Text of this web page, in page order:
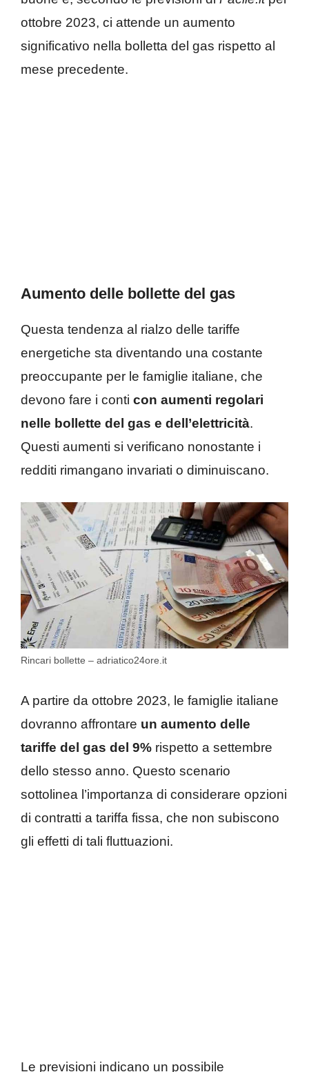
ottobre 2023, ci attende un aumento
significativo nella bolletta del gas rispetto al
mese precedente.
Aumento delle bollette del gas
Questa tendenza al rialzo delle tariffe
energetiche sta diventando una costante
preoccupante per le famiglie italiane, che
devono fare i conti con aumenti regolari
nelle bollette del gas e dell’elettricità.
Questi aumenti si verificano nonostante i
redditi rimangano invariati o diminuiscano.
Rincari bollette – adriatico24ore.it
A partire da ottobre 2023, le famiglie italiane
dovranno affrontare un aumento delle
tariffe del gas del 9% rispetto a settembre
dello stesso anno. Questo scenario
sottolinea l’importanza di considerare opzioni
di contratti a tariffa fissa, che non subiscono
gli effetti di tali fluttuazioni.
Le previsioni indicano un possibile